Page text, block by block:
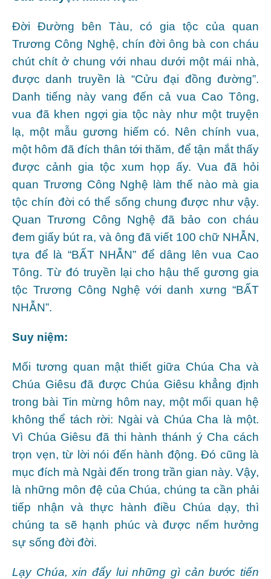
Đời Đường bên Tàu, có gia tộc của quan
Trương Công Nghệ, chín đời ông bà con cháu
chút chít ở chung với nhau dưới một mái nhà,
được danh truyền là “Cửu đại đồng đường”.
Danh tiếng này vang đến cả vua Cao Tông,
vua đã khen ngợi gia tộc này như một truyện
lạ, một mẫu gương hiếm có. Nên chính vua,
một hôm đã đích thân tới thăm, để tận mắt thấy
được cảnh gia tộc xum họp ấy. Vua đã hỏi
quan Trương Công Nghệ làm thế nào mà gia
tộc chín đời có thể sống chung được như vậy.
Quan Trương Công Nghệ đã bảo con cháu
đem giấy bút ra, và ông đã viết 100 chữ NHẪN,
tựa để là “BẤT NHẪN” để dâng lên vua Cao
Tông. Từ đó truyền lại cho hậu thế gương gia
tộc Trương Công Nghệ với danh xưng “BẤT
NHẪN”.
Suy niệm:
Mối tương quan mật thiết giữa Chúa Cha và
Chúa Giêsu đã được Chúa Giêsu khẳng định
trong bài Tin mừng hôm nay, một mối quan hệ
không thể tách rời: Ngài và Chúa Cha là một.
Vì Chúa Giêsu đã thi hành thánh ý Cha cách
trọn vẹn, từ lời nói đến hành động. Đó cũng là
mục đích mà Ngài đến trong trần gian này. Vậy,
là những môn đệ của Chúa, chúng ta cần phải
tiếp nhận và thực hành điều Chúa dạy, thì
chúng ta sẽ hạnh phúc và được nếm hưởng
sự sống đời đời.
Lạy Chúa, xin đẩy lui những gì cản bước tiến